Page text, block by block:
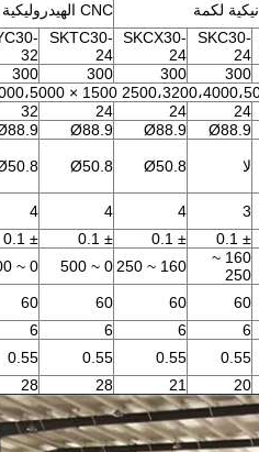
CNC الهيدروليكية لكمة
SKC30-
24
SKCX30-
24
SKTC30-
24
32
300
300
300
300
24
24
24
32
Ø88.9
Ø88.9
Ø88.9
لا Ø50.8
Ø50.8
3
4
4
4
± 0.1
± 0.1
± 0.1
± 0.1
160 ~
250
160 ~ 250
0 ~ 500
0 ~ 500
60
60
60
60
6
6
6
6
0.55
0.55
0.55
0.55
20
21
28
28